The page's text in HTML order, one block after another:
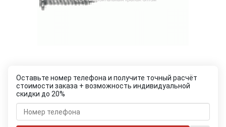
Оставьте номер телефона и получите точный расчёт
стоимости заказа + возможность индивидуальной
скидки до 20%